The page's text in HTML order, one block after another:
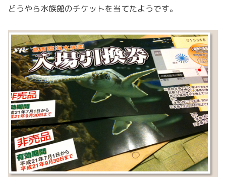
どうやら水族館のチケットを当てたようです。